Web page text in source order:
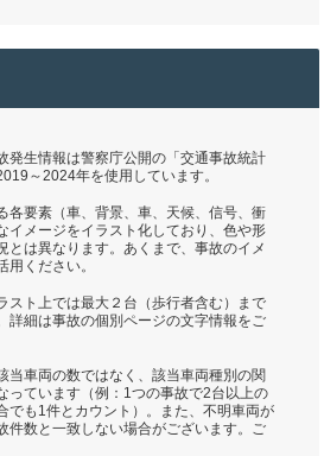
発生情報は警察庁公開の「交通事故統計
～2024年を使用しています。
各要素（車、背景、車、天候、信号、衝
イメージをイラスト化しており、色や形
とは異なります。あくまで、事故のイメ
用ください。
スト上では最大２台（歩行者含む）まで
詳細は事故の個別ページの文字情報をご
当車両の数ではなく、該当車両種別の関
っています（例：1つの事故で2台以上の
でも1件とカウント）。また、不明車両が
件数と一致しない場合がございます。ご